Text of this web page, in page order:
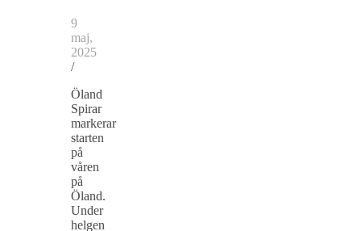
9
maj,
2025
/
Öland
Spirar
markerar
starten
på
våren
på
Öland.
Under
helgen